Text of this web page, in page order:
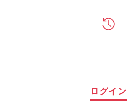
ログイン